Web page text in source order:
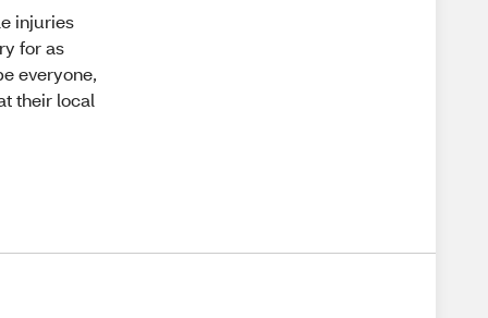
injuries
for as
everyone,
their local